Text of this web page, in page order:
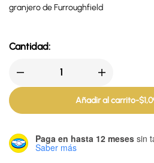
granjero de Furroughfield
Cantidad:
Añadir al carrito-$
Paga en hasta 12 meses sin
Saber más